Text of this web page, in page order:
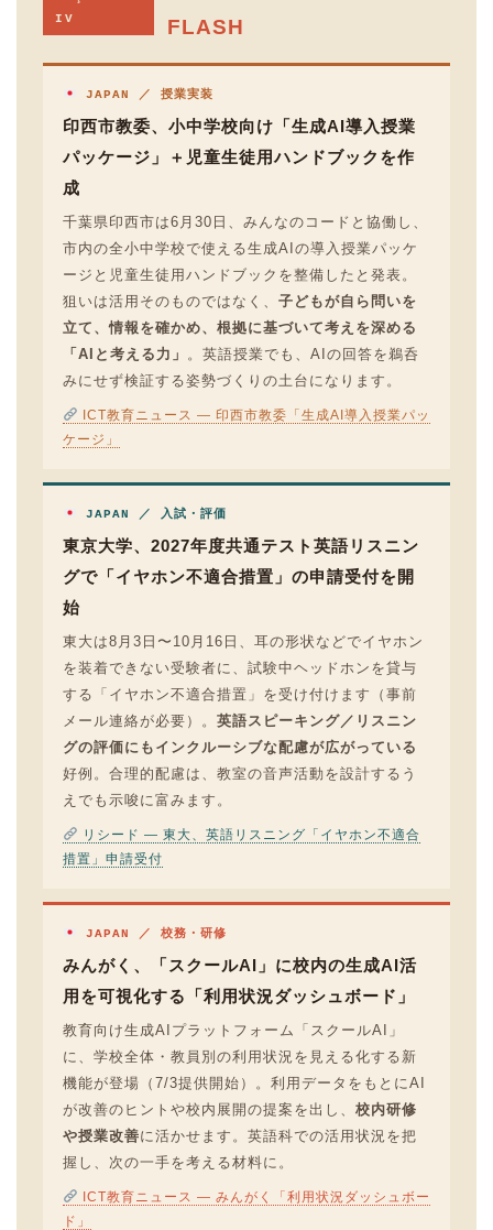
IV
FLASH
JAPAN ／ 授業実装
印西市教委、小中学校向け「生成AI導入授業
パッケージ」＋児童生徒用ハンドブックを作
成
千葉県印西市は6月30日、みんなのコードと協働し、
市内の全小中学校で使える生成AIの導入授業パッケ
ージと児童生徒用ハンドブックを整備したと発表。
狙いは活用そのものではなく、 子どもが自ら問いを
立て、情報を確かめ、根拠に基づいて考えを深める
「AIと考える力」 。英語授業でも、AIの回答を鵜呑
みにせず検証する姿勢づくりの土台になります。
ICT教育ニュース — 印西市教委「生成AI導入授業パッ
ケージ」
JAPAN ／ 入試・評価
東京大学、2027年度共通テスト英語リスニン
グで「イヤホン不適合措置」の申請受付を開
始
東大は8月3日〜10月16日、耳の形状などでイヤホン
を装着できない受験者に、試験中ヘッドホンを貸与
する「イヤホン不適合措置」を受け付けます（事前
メール連絡が必要）。 英語スピーキング／リスニン
グの評価にもインクルーシブな配慮が広がっている
好例。合理的配慮は、教室の音声活動を設計するう
えでも示唆に富みます。
リシード — 東大、英語リスニング「イヤホン不適合
措置」申請受付
JAPAN ／ 校務・研修
みんがく、「スクールAI」に校内の生成AI活
用を可視化する「利用状況ダッシュボード」
教育向け生成AIプラットフォーム「スクールAI」
に、学校全体・教員別の利用状況を見える化する新
機能が登場（7/3提供開始）。利用データをもとにAI
が改善のヒントや校内展開の提案を出し、 校内研修
や授業改善に活かせます。英語科での活用状況を把
握し、次の一手を考える材料に。
ICT教育ニュース — みんがく「利用状況ダッシュボー
ド」